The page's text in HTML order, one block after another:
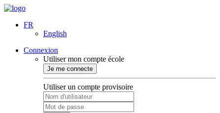
FR
English
Connexion
Utiliser mon compte école
Je me connecte
Utiliser un compte provisoire